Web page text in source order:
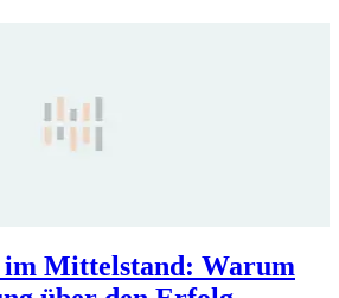
Mittelstand: Warum